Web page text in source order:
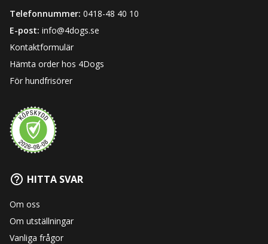
Telefonnummer: 0418-48 40 10
E-post: info@4dogs.se
Kontaktformulär
Hämta order hos 4Dogs
För hundfrisörer
HITTA SVAR
Om oss
Om utställningar
Vanliga frågor